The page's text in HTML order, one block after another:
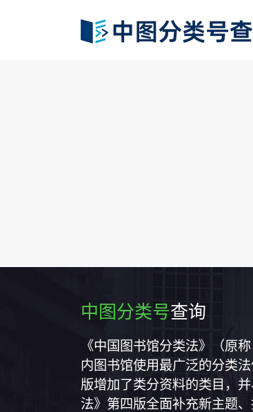
中图分类号查询
《中国图书馆分类法》（原
内图书馆使用最广泛的分类
版增加了类分资料的类目，
法》第四版全面补充新主题